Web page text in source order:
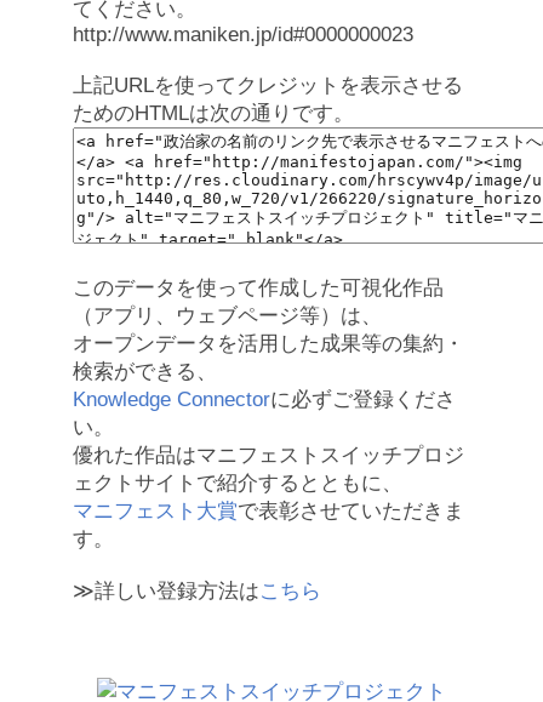
てください。
http://www.maniken.jp/id#0000000023
上記URLを使ってクレジットを表示させる
ためのHTMLは次の通りです。
このデータを使って作成した可視化作品
（アプリ、ウェブページ等）は、
オープンデータを活用した成果等の集約・
検索ができる、
Knowledge Connectorに必ずご登録くださ
い。
優れた作品はマニフェストスイッチプロジ
ェクトサイトで紹介するとともに、
マニフェスト大賞で表彰させていただきま
す。
≫詳しい登録方法はこちら